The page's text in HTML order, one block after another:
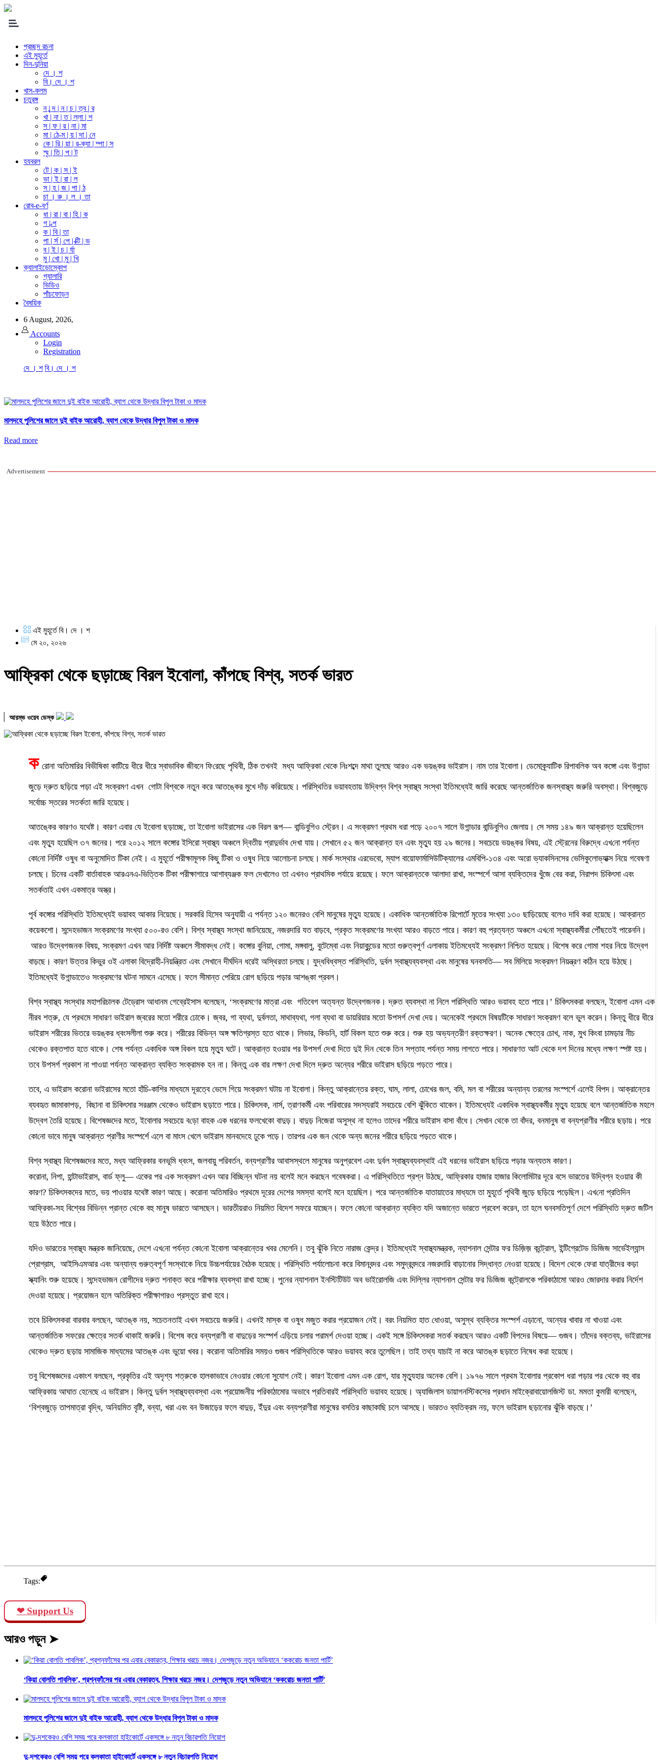
প্রচ্ছদ রচনা
এই মুহূর্তে
দিন-দুনিয়া
দে । শ
বি। দে । শ
খাস-কলম
চতুরঙ্গ
ন | ন্দ | ন | চ | ত্ব | র
খা | না | ত | ল্লা | শ
স | ফ | র | না | মা
মা | ঠে-ম | য় | দা | নে
কে | রি | য়া | র-ক্যা | ম্পা | স
স্মৃ | তি | প | ট
হযবরল
টে | ক | স | ই
ভা | ই | রা | ল
স | হ | জ | পা | ঠ
চা । রু । ল । তা
রোব-e-বর্ণ
ধা | রা | বা | হি | ক
গ | ল্প
ক | বি | তা
পা | র্স | পে | ক্টি | ভ
ব | ই | চ | র্যা
মু | খো | মু | খি
ক্যালাইডোস্কোপ
গ্যালারি
ভিডিও
পাঁচফোড়ন
বৈষয়িক
6 August, 2026,
Accounts
Login
Registration
দে । শ বি। দে । শ
মালদহে পুলিশের জালে দুই বাইক আরোহী, ব্যাগ থেকে উদ্ধার বিপুল টাকা ও মাদক
Read more
Advertisement
এই মুহূর্তে বি। দে । শ
মে ২০, ২০২৬
আফ্রিকা থেকে ছড়াচ্ছে বিরল ইবোলা, কাঁপছে বিশ্ব, সতর্ক ভারত
আরম্ভ ওয়েব ডেস্ক
ক রোনা অতিমারির বিভীষিকা কাটিয়ে ধীরে ধীরে স্বাভাবিক জীবনে ফিরেছেপৃথিবী, ঠিক তখনই মধ্য আফ্রিকা থেকে নিঃশব্দে মাথা তুলছে আরও এক ভয়ঙ্কর ভাইরাস। নাম তার ইবোলা। ডেমোক্র্যাটিক রিপাবলিক অব কঙ্গো এবং উগান্ডা
জুড়ে দ্রুত ছড়িয়ে পড়া এই সংক্রমণ এখন গোটা বিশ্বকে নতুন করে আতঙ্কের মুখে দাঁড় করিয়েছে। পরিস্থিতির ভয়াবহতায় উদ্বিগ্ন বিশ্ব স্বাস্থ্য সংস্থা ইতিমধ্যেই জারি করেছে আন্তর্জাতিক জনস্বাস্থ্য জরুরি অবস্থা। বিশ্বজুড়ে
সর্বোচ্চ স্তরের সতর্কতা জারি হয়েছে।
আতঙ্কের কারণও যথেষ্ট। কারণ এবার যে ইবোলা ছড়াচ্ছে,তা ইবোলা ভাইরাসের এক বিরল রূপ— বান্ডিবুগিও স্ট্রেন। এ সংক্রমণ প্রথম ধরা পড়ে ২০০৭ সালে উগান্ডার বান্ডিবুগিও জেলায়। সে সময় ১৪৯ জন আক্রান্ত হয়েছিলেন
এবং মৃত্যু হয়েছিল ৩৭ জনের। পরে ২০১২ সালে কঙ্গোর ইসিরো স্বাস্থ্য অঞ্চলে দ্বিতীয় প্রাদুর্ভাব দেখা যায়। সেখানে ৫২ জন আক্রান্ত হন এবং মৃত্যু হয় ২৯ জনের। সবচেয়ে ভয়ঙ্কর বিষয়, এই স্ট্রেনের বিরুদ্ধে এখনোপর্যন্ত
কোনোনির্দিষ্ট ওষুধ বা অনুমোদিত টিকা নেই। এ মুহূর্তে পরীক্ষামূলক কিছু টিকা ও ওষুধ নিয়ে আলোচনা চলছে। মার্ক সংস্থার এরভেবো,ম্যাপ বায়োফার্মাসিউটিক্যালের এমবিপি-১৩৪ এবং অরো ভ্যাকসিনসের ভেসিকুলোভ্যাক্স নিয়ে গবেষণা
চলছে। চিনের একটি বার্তাবাহক আরএনএ-ভিত্তিক টিকা পরীক্ষাগারে আশাব্যঞ্জক ফল দেখালেও তা এখনও প্রাথমিক পর্যায়ে রয়েছে। ফলে আক্রান্তকে আলাদা রাখা, সংস্পর্শে আসা ব্যক্তিদের খুঁজে বের করা, নিরাপদ চিকিৎসা এবং
সতর্কতাই এখন একমাত্র অস্ত্র।
পূর্ব কঙ্গোর পরিস্থিতি ইতিমধ্যেই ভয়াবহ আকার নিয়েছে। সরকারি হিসেব অনুযায়ী এ পর্যন্ত ১২০ জনেরও বেশি মানুষের মৃত্যু হয়েছে। একাধিক আন্তর্জাতিক রিপোর্টে মৃতের সংখ্যা ১৩০ ছাড়িয়েছে বলেও দাবি করা হয়েছে। আক্রান্ত
কয়েকশো। সন্দেহভাজন সংক্রমণের সংখ্যা ৫০০-রও বেশি। বিশ্ব স্বাস্থ্য সংস্থা জানিয়েছে, নজরদারি যত বাড়বে, প্রকৃত সংক্রমণের সংখ্যা আরও বাড়তে পারে। কারণ বহু প্রত্যন্ত অঞ্চলে এখনোস্বাস্থ্যকর্মীরা পৌঁছতেই পারেননি।
আরও উদ্বেগজনক বিষয়, সংক্রমণ এখন আর নির্দিষ্টঅঞ্চলে সীমাবদ্ধ নেই। কঙ্গোর বুনিয়া, গোমা, মঙ্গবালু, বুটেম্বো এবং নিয়াকুন্ডের মতো গুরুত্বপূর্ণ এলাকায় ইতিমধ্যেই সংক্রমণ নিশ্চিত হয়েছে। বিশেষ করে গোমা শহর নিয়ে উদ্বেগ
বাড়ছে। কারণ উত্তর কিভুর ওই এলাকা বিদ্রোহী-নিয়ন্ত্রিত এবং সেখানে দীর্ঘদিন ধরেই অস্থিরতা চলছে। যুদ্ধবিধ্বস্ত পরিস্থিতি, দুর্বল স্বাস্থ্যব্যবস্থা এবং মানুষের ঘনবসতি— সব মিলিয়ে সংক্রমণ নিয়ন্ত্রণ কঠিন হয়ে উঠছে।
ইতিমধ্যেই উগান্ডাতেও সংক্রমণের ঘটনা সামনে এসেছে। ফলে সীমান্ত পেরিয়ে রোগ ছড়িয়ে পড়ার আশঙ্কা প্রবল।
বিশ্ব স্বাস্থ্য সংস্থার মহাপরিচালক টেড্রোস আধানম গেব্রেইসাস বলেছেন, ‘সংক্রমণের মাত্রা এবং গতিবেগ অত্যন্ত উদ্বেগজনক। দ্রুত ব্যবস্থা না নিলে পরিস্থিতি আরও ভয়াবহ হতে পারে।’ চিকিৎসকরা বলছেন,ইবোলা এমন এক
নীরব শত্রু, যে প্রথমে সাধারণ ভাইরাল জ্বরের মতো শরীরে ঢোকে। জ্বর, গা ব্যথা, দুর্বলতা, মাথাব্যথা, গলা ব্যথা বা ডায়রিয়ার মতো উপসর্গ দেখা দেয়। অনেকেই প্রথমে বিষয়টিকে সাধারণ সংক্রমণ বলে ভুল করেন। কিন্তু ধীরে ধীরে
ভাইরাস শরীরের ভিতরে ভয়ঙ্কর ধ্বংসলীলা শুরু করে। শরীরের বিভিন্ন অঙ্গ ক্ষতিগ্রস্ত হতে থাকে। লিভার, কিডনি, হার্ট বিকল হতে শুরু করে। শুরু হয় অভ্যন্তরীণ রক্তক্ষরণ। অনেক ক্ষেত্রে চোখ, নাক, মুখ কিংবা চামড়ার নীচ
থেকেও রক্তপাত হতে থাকে। শেষ পর্যন্ত একাধিক অঙ্গ বিকল হয়ে মৃত্যু ঘটে। আক্রান্ত হওয়ার পর উপসর্গ দেখা দিতে দুই দিন থেকে তিন সপ্তাহ পর্যন্ত সময় লাগতে পারে। সাধারণত আট থেকে দশ দিনের মধ্যে লক্ষণ স্পষ্ট হয়।
তবে উপসর্গ প্রকাশ না পাওয়া পর্যন্ত আক্রান্ত ব্যক্তি সংক্রামক হন না। কিন্তু এক বার লক্ষণ দেখা দিলে দ্রুত অন্যের শরীরে ভাইরাস ছড়িয়ে পড়তে পারে।
তবে, এ ভাইরাস করোনা ভাইরাসের মতো হাঁচি-কাশির মাধ্যমে দূরত্বে ভেসে গিয়ে সংক্রমণ ঘটায় না ইবোলা। কিন্তু আক্রান্তের রক্ত, ঘাম, লালা, চোখের জল, বমি, মল বা শরীরের অন্যান্য তরলের সংস্পর্শে এলেই বিপদ। আক্রান্তের
ব্যবহৃত জামাকাপড়, বিছানা বা চিকিৎসার সরঞ্জাম থেকেও ভাইরাস ছড়াতে পারে। চিকিৎসক, নার্স,ত্রাণকর্মী এবং পরিবারের সদস্যরাই সবচেয়ে বেশি ঝুঁকিতে থাকেন। ইতিমধ্যেই একাধিক স্বাস্থ্যকর্মীর মৃত্যু হয়েছে বলে আন্তর্জাতিক মহলে
উদ্বেগ তৈরি হয়েছে। বিশেষজ্ঞদের মতে,ইবোলার সবচেয়ে বড়োবাহক এক ধরনের ফলখেকো বাদুড়। বাদুড় নিজেরা অসুস্থ না হলেও তাদের শরীরে ভাইরাস বাসা বাঁধে। সেখান থেকে তা বাঁদর, বনমানুষ বা বন্যপ্রাণীর শরীরে ছড়ায়। পরে
কোনোভাবে মানুষ আক্রান্ত প্রাণীর সংস্পর্শে এলে বা মাংস খেলে ভাইরাস মানবদেহে ঢুকে পড়ে। তারপর এক জন থেকে অন্য জনের শরীরে ছড়িয়ে পড়তে থাকে।
বিশ্ব স্বাস্থ্য বিশেষজ্ঞদের মতে, মধ্য আফ্রিকার বনভূমি ধ্বংস, জলবায়ু পরিবর্তন, বন্যপ্রাণীর আবাসস্থলে মানুষের অনুপ্রবেশ এবং দুর্বল স্বাস্থ্যব্যবস্থাই এই ধরনের ভাইরাস ছড়িয়ে পড়ার অন্যতম কারণ।
করোনা, নিপা, হান্টাভাইরাস, বার্ড ফ্লু— একের পর এক সংক্রমণ এখন আর বিচ্ছিন্ন ঘটনা নয় বলেই মনে করছেন গবেষকরা। এ পরিস্থিতিতে প্রশ্ন উঠছে, আফ্রিকার হাজার হাজার কিলোমিটার দূরে বসে ভারতের উদ্বিগ্ন হওয়ার কী
কারণ? চিকিৎসকদের মতে, ভয় পাওয়ার যথেষ্ট কারণ আছে। করোনা অতিমারিও প্রথমে দূরের দেশের সমস্যা বলেই মনে হয়েছিল। পরে আন্তর্জাতিক যাতায়াতের মাধ্যমে তা মুহূর্তে পৃথিবী জুড়ে ছড়িয়ে পড়েছিল। এখনোপ্রতিদিন
আফ্রিকা-সহ বিশ্বের বিভিন্ন প্রান্ত থেকে বহু মানুষ ভারতে আসছেন। ভারতীয়রাও নিয়মিত বিদেশ সফরে যাচ্ছেন। ফলে কোনোআক্রান্ত ব্যক্তি যদি অজান্তে ভারতে প্রবেশ করেন,তা হলে ঘনবসতিপূর্ণ দেশে পরিস্থিতি দ্রুত জটিল
হয়ে উঠতে পারে।
যদিও ভারতের স্বাস্থ্য মন্ত্রক জানিয়েছে, দেশে এখনোপর্যন্ত কোনোইবোলা আক্রান্তের খবর মেলেনি। তবু ঝুঁকি নিতে নারাজ কেন্দ্র। ইতিমধ্যেই স্বাস্থ্যমন্ত্রক,ন্যাশনাল সেন্টার ফর ডিজ়িজ় কন্ট্রোল,ইন্টিগ্রেটেড ডিজিজ সার্ভেইল্যান্স
প্রোগ্রাম, আইসিএমআর এবং অন্যান্য গুরুত্বপূর্ণ সংস্থাকে নিয়ে উচ্চপর্যায়ের বৈঠক হয়েছে। পরিস্থিতি পর্যালোচনা করে বিমানবন্দর এবং সমুদ্রবন্দরে নজরদারি বাড়ানোর সিদ্ধান্ত নেওয়া হয়েছে। বিদেশ থেকে ফেরা যাত্রীদের কড়া
স্ক্যানিং শুরু হয়েছে। সন্দেহভাজন রোগীদের দ্রুত শনাক্ত করে পরীক্ষার ব্যবস্থা রাখা হচ্ছে। পুনের ন্যাশনাল ইনস্টিটিউট অব ভাইরোলজি এবং দিল্লির ন্যাশনাল সেন্টার ফর ডিজিজ কন্ট্রোলকে পরিকাঠামো আরও জোরদার করার নির্দেশ
দেওয়া হয়েছে। প্রয়োজন হলে অতিরিক্ত পরীক্ষাগারও প্রস্তুত রাখা হবে।
তবে চিকিৎসকরা বারবার বলছেন, আতঙ্ক নয়, সচেতনতাই এখন সবচেয়ে জরুরি। এখনই মাস্ক বা ওষুধ মজুত করার প্রয়োজন নেই। বরং নিয়মিত হাত ধোওয়া, অসুস্থ ব্যক্তির সংস্পর্শ এড়ানো, অন্যের খাবার না খাওয়া এবং
আন্তর্জাতিক সফরের ক্ষেত্রে সতর্ক থাকাই জরুরি। বিশেষ করে বন্যপ্রাণী বা বাদুড়ের সংস্পর্শ এড়িয়ে চলার পরামর্শ দেওয়া হচ্ছে। একই সঙ্গে চিকিৎসকরা সতর্ক করছেন আরও একটি বিপদের বিষয়ে— গুজব। তাঁদের বক্তব্য, ভাইরাসের
থেকেও দ্রুত ছড়ায় সামাজিক মাধ্যমের আতঙ্ক এবং ভুয়ো খবর। করোনা অতিমারির সময়ও গুজব পরিস্থিতিকে আরও ভয়াবহ করে তুলেছিল। তাই তথ্য যাচাই না করে আতঙ্ক ছড়াতে নিষেধ করা হয়েছে।
তবু বিশেষজ্ঞদের একাংশ বলছেন, প্রকৃতির এই অদৃশ্য শত্রুকে হালকাভাবে নেওয়ার কোনোসুযোগ নেই। কারণ ইবোলা এমন এক রোগ, যার মৃত্যুহার অনেকবেশি। ১৯৭৬ সালে প্রথম ইবোলার প্রকোপ ধরা পড়ার পর থেকে বহু বার
আফ্রিকায় আঘাত হেনেছে এ ভাইরাস। কিন্তু দুর্বল স্বাস্থ্যব্যবস্থা এবং প্রয়োজনীয় পরিকাঠামোর অভাবে প্রতিবারই পরিস্থিতি ভয়াবহ হয়েছে। অ্যাজিলাস ডায়াগনস্টিকসের প্রধান মাইক্রোবায়োলজিস্ট ডা. মমতা কুমারীবলেছেন,
‘বিশ্বজুড়েতাপমাত্রা বৃদ্ধি, অনিয়মিত বৃষ্টি, বন্যা, খরা এবং বন উজাড়ের ফলে বাদুড়,ইঁদুর এবং বন্যপ্রাণীরা মানুষের বসতির কাছাকাছি চলে আসছে। ভারতও ব্যতিক্রম নয়, ফলে ভাইরাস ছড়ানোর ঝুঁকি বাড়ছে।’
Tags:
❤ Support Us
আরও পড়ুন ➤
‘কিয়া বোলতি পাবলিক’, প্রশ্নফাঁসের পর এবার বেকারত্ব, শিক্ষার খরচে নজর। দেশজুড়ে নতুন অভিযানে ‘ককরোচ জনতা পার্টি’
মালদহে পুলিশের জালে দুই বাইক আরোহী, ব্যাগ থেকে উদ্ধার বিপুল টাকা ও মাদক
দু-দশকেরও বেশি সময় পরে কলকাতা হাইকোর্টে একসঙ্গে ৮ নতুন বিচারপতি নিয়োগ